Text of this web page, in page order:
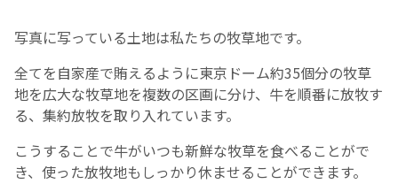
写真に写っている土地は私たちの牧草地です。
全てを自家産で賄えるように東京ドーム約35個分の牧草
地を広大な牧草地を複数の区画に分け、牛を順番に放牧す
る、集約放牧を取り入れています。
こうすることで牛がいつも新鮮な牧草を食べることがで
き、使った放牧地もしっかり休ませることができます。